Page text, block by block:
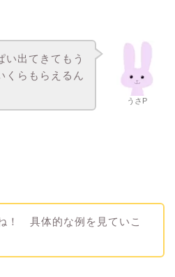
うさP
い出てきてもう
くらもらえるん
！ 具体的な例を見ていこ